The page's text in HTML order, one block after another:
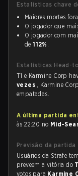
Estatísticas chave
Maiores mortes
O jogador que
O jogador com
de112% .
Estatísticas Head-
T1 e Karmine Corp
vezes , Karmine
empatadas.
A última partida
às 22:20 no Mid-
Previsão da partida
Usuários da Strafe
preveem a vitória do
votos para Karmine